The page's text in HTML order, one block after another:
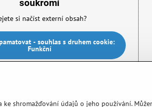
soukromí
si načíst externí obsah?
- souhlas s druhem cookie:
Funkční
shromažďování údajů o jeho používání.